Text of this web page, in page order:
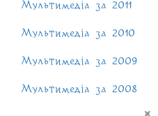
Мультимедіа за 2011
Мультимедіа за 2010
Мультимедіа за 2009
Мультимедіа за 2008